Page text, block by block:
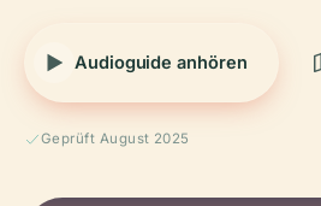
Audioguide anhören
Geprüft August 2025